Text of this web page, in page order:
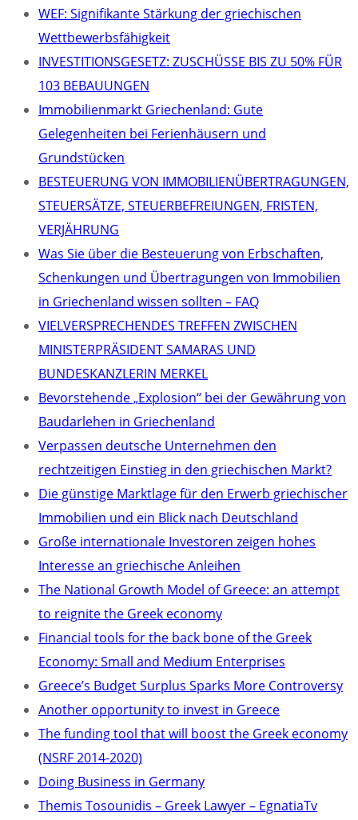
WEF: Signifikante Stärkung der griechischen
Wettbewerbsfähigkeit
INVESTITIONSGESETZ: ZUSCHÜSSE BIS ZU 50% FÜR
103 BEBAUUNGEN
Immobilienmarkt Griechenland: Gute
Gelegenheiten bei Ferienhäusern und
Grundstücken
BESTEUERUNG VON IMMOBILIENÜBERTRAGUNGEN,
STEUERSÄTZE, STEUERBEFREIUNGEN, FRISTEN,
VERJÄHRUNG
Was Sie über die Besteuerung von Erbschaften,
Schenkungen und Übertragungen von Immobilien
in Griechenland wissen sollten – FAQ
VIELVERSPRECHENDES TREFFEN ZWISCHEN
MINISTERPRÄSIDENT SAMARAS UND
BUNDESKANZLERIN MERKEL
Bevorstehende „Explosion“ bei der Gewährung von
Baudarlehen in Griechenland
Verpassen deutsche Unternehmen den
rechtzeitigen Einstieg in den griechischen Markt?
Die günstige Marktlage für den Erwerb griechischer
Immobilien und ein Blick nach Deutschland
Große internationale Investoren zeigen hohes
Interesse an griechische Anleihen
The National Growth Model of Greece: an attempt
to reignite the Greek economy
Financial tools for the back bone of the Greek
Economy: Small and Medium Enterprises
Greece’s Budget Surplus Sparks More Controversy
Another opportunity to invest in Greece
The funding tool that will boost the Greek economy
(NSRF 2014-2020)
Doing Business in Germany
Themis Tosounidis – Greek Lawyer – EgnatiaTv